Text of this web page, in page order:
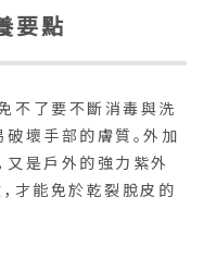
要點
不了要不斷消毒與洗
壞手部的膚質。外加
又是戶外的強力紫外
才能免於乾裂脫皮的